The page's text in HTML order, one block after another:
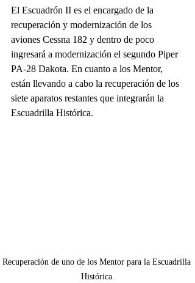
El Escuadrón II es el encargado de la
recuperación y modernización de los
aviones Cessna 182 y dentro de poco
ingresará a modernización el segundo Piper
PA-28 Dakota. En cuanto a los Mentor,
están llevando a cabo la recuperación de los
siete aparatos restantes que integrarán la
Escuadrilla Histórica.
Recuperación de uno de los Mentor para la Escuadrilla
Histórica.